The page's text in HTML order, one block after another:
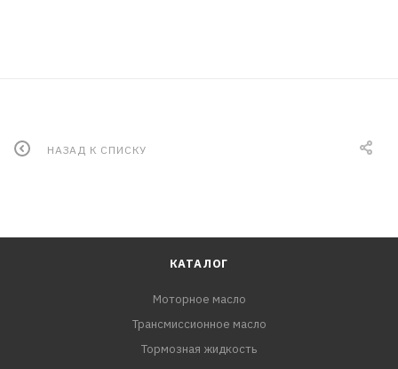
НАЗАД К СПИСКУ
КАТАЛОГ
Моторное масло
Трансмиссионное масло
Тормозная жидкость